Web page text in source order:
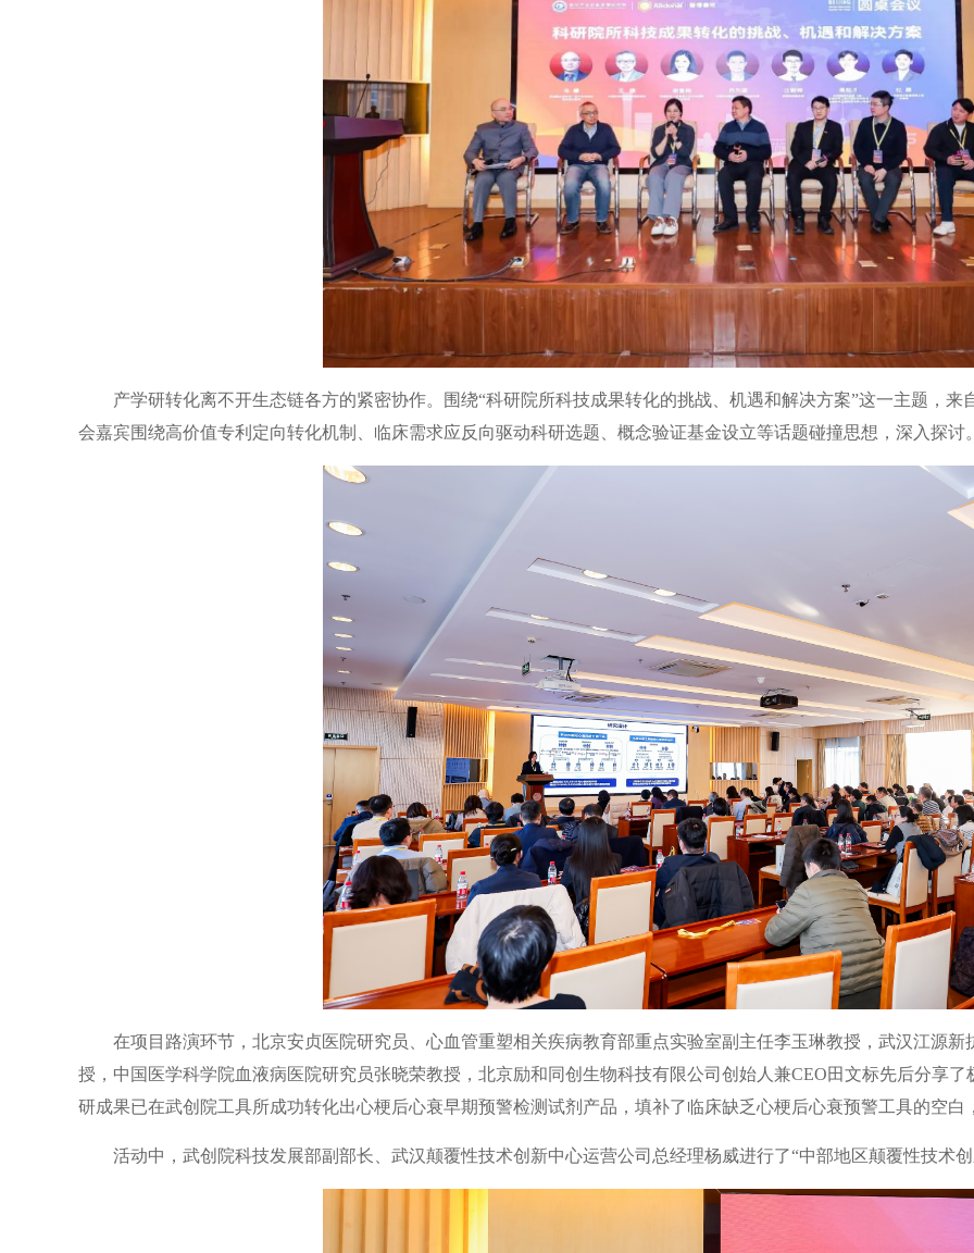
产学研转化离不开生态链各方的紧密协作。围绕“科研院所科技成果转化的挑战、机遇和解决方案”这一主题，
会嘉宾围绕高价值专利定向转化机制、临床需求应反向驱动科研选题、概念验证基金设立等话题碰撞思想，深入探讨
在项目路演环节，北京安贞医院研究员、心血管重塑相关疾病教育部重点实验室副主任李玉琳教授，武汉江源
授，中国医学科学院血液病医院研究员张晓荣教授，北京励和同创生物科技有限公司创始人兼CEO田文标先后分享
研成果已在武创院工具所成功转化出心梗后心衰早期预警检测试剂产品，填补了临床缺乏心梗后心衰预警工具的空白
活动中，武创院科技发展部副部长、武汉颠覆性技术创新中心运营公司总经理杨威进行了“中部地区颠覆性技术